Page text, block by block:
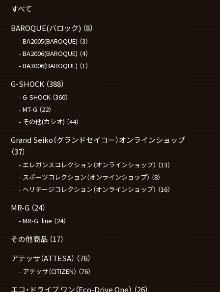
すべて
BAROQUE(バロック) （8）
BA2005(BAROQUE) （3）
BA2006(BAROQUE) （4）
BA3006(BAROQUE) （1）
G-SHOCK （388）
G-SHOCK （360）
MT-G （22）
その他(カシオ) （44）
Grand Seiko（グランドセイコー）オンラインショップ
（37）
エレガンスコレクション（オンラインショップ） （13）
スポーツコレクション（オンラインショップ） （8）
ヘリテージコレクション（オンラインショップ） （16）
MR-G （24）
MR-G_line （24）
その他商品 （17）
アテッサ（ATTESA） （76）
アテッサ（CITIZEN） （76）
エコ・ドライブ ワン（Eco-Drive One） （26）